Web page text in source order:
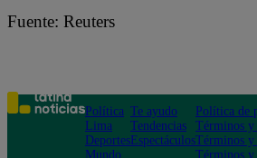
Fuente: Reuters
Política
Lima
Deportes
Mundo
Te ayudo
Tendencias
Espectáculos
Política de
Términos y
Términos y
Términos y